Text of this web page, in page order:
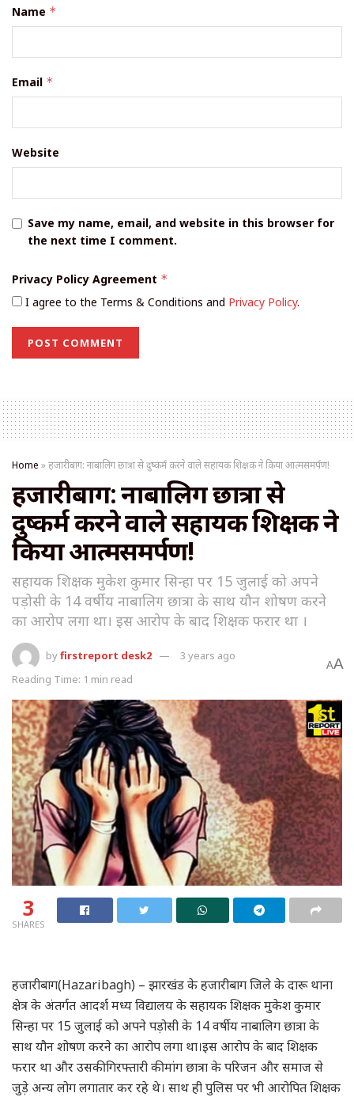
Name *
Email *
Website
Save my name, email, and website in this browser for
the next time I comment.
Privacy Policy Agreement *
I agree to the Terms & Conditions and Privacy Policy.
Home »हजारीबाग: नाबालिग छात्रा से दुष्कर्म करने वाले सहायक शिक्षक ने किया आत्मसमर्पण!
हजारीबाग: नाबालिग छात्रा से
दुष्कर्म करने वाले सहायक शिक्षक ने
किया आत्मसमर्पण!
सहायक शिक्षक मुकेश कुमार सिन्हा पर 15 जुलाई को अपने
पड़ोसी के 14 वर्षीय नाबालिग छात्रा के साथ यौन शोषण करने
का आरोप लगा था। इस आरोप के बाद शिक्षक फरार था ।
byfirstreport desk2
3 years ago
Reading Time: 1 min read
AA
3
SHARES
हजारीबाग(Hazaribagh) – झारखंड के हजारीबाग जिले के दारू थाना
क्षेत्र के अंतर्गत आदर्श मध्य विद्यालय के सहायक शिक्षक मुकेश कुमार
सिन्हा पर 15 जुलाई को अपने पड़ोसी के 14 वर्षीय नाबालिग छात्रा के
साथ यौन शोषण करने का आरोप लगा था।इस आरोप के बाद शिक्षक
फरार था और उसकी गिरफ्तारी की मांग छात्रा के परिजन और समाज से
जुड़े अन्य लोग लगातार कर रहे थे। साथ ही पुलिस पर भी आरोपित शिक्षक